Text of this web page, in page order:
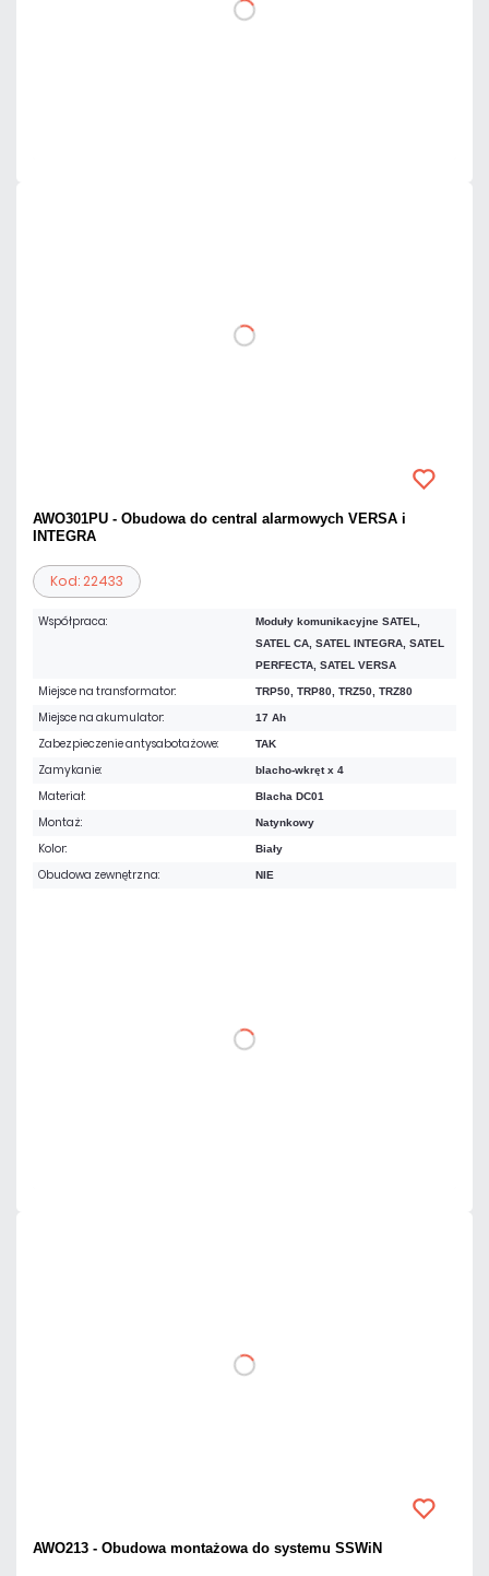
DO KOSZYKA
AWO301PU - Obudowa do central alarmowych VERSA i
INTEGRA
Kod: 22433
Współpraca:
Moduły komunikacyjne SATEL,
SATEL CA, SATEL INTEGRA, SATEL
PERFECTA, SATEL VERSA
Miejsce na transformator: TRP50, TRP80, TRZ50, TRZ80
Miejsce na akumulator: 17 Ah
Zabezpieczenie antysabotażowe: TAK
Zamykanie: blacho-wkręt x 4
Materiał: Blacha DC01
Montaż: Natynkowy
Kolor: Biały
Obudowa zewnętrzna: NIE
DO KOSZYKA
AWO213 - Obudowa montażowa do systemu SSWiN